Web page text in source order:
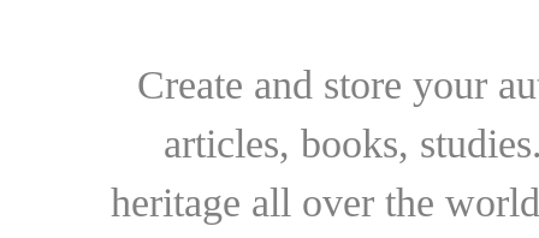
Create and store your
articles, books,
heritage all over the